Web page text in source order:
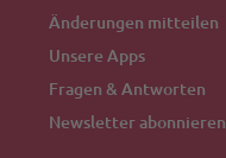
Änderungen mitteilen
Unsere Apps
Fragen & Antworten
Newsletter abonnieren